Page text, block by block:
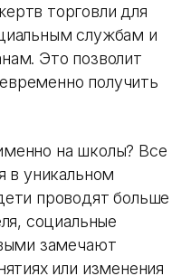
торговли для
службам и
Это позволит
получить
на школы? Все
в уникальном
проводят больше
социальные
замечают
или изменения